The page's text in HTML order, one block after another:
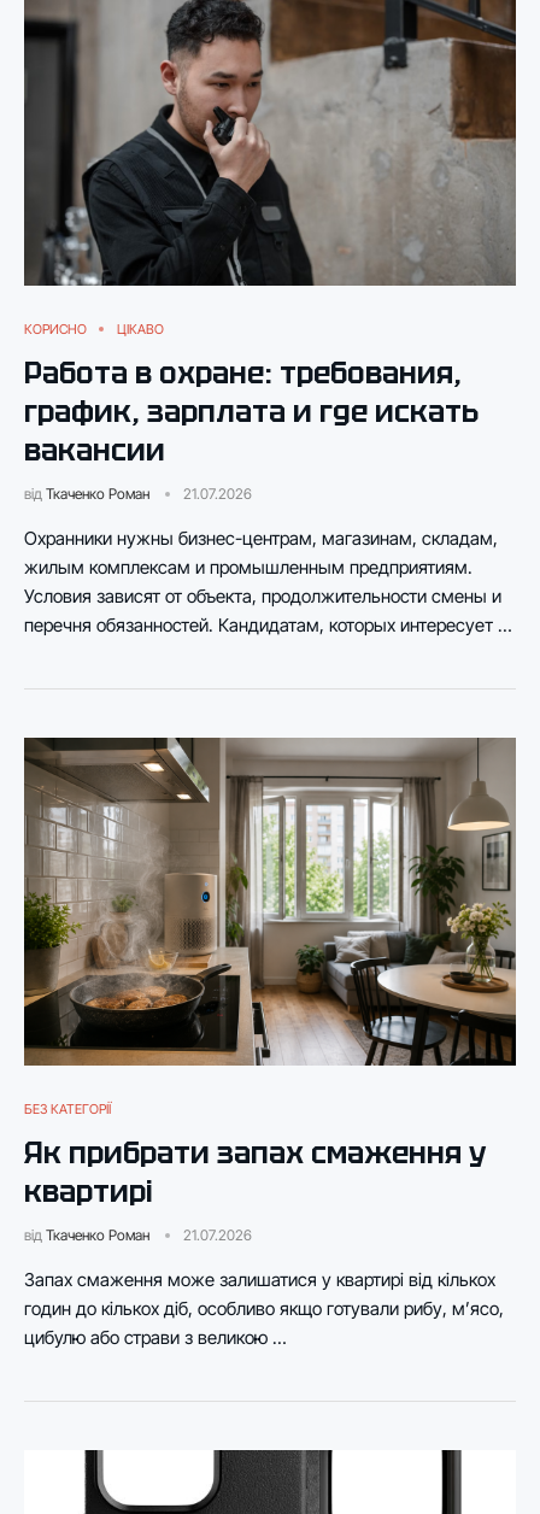
КОРИСНО ЦІКАВО
Работа в охране: требования,
график, зарплата и где искать
вакансии
від Ткаченко Роман 21.07.2026
Охранники нужны бизнес-центрам, магазинам, складам,
жилым комплексам и промышленным предприятиям.
Условия зависят от объекта, продолжительности смены и
перечня обязанностей. Кандидатам, которых интересует …
БЕЗ КАТЕГОРІЇ
Як прибрати запах смаження у
квартирі
від Ткаченко Роман 21.07.2026
Запах смаження може залишатися у квартирі від кількох
годин до кількох діб, особливо якщо готували рибу, м’ясо,
цибулю або страви з великою …